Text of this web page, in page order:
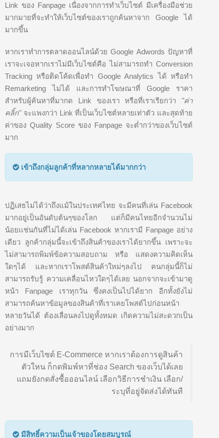
Link ของ Fanpage เนื่องจากการทำเว็บไซต์ มีเครื่องมือช่วย
มากมายที่จะทำให้เว็บไซต์ของเราถูกค้นหาจาก Google ได้
มากขึ้น
หากเราทำการตลาดออนไลน์ด้วย Google Adwords ปัญหาที่
เราจะเจอหากเราไม่มีเว็บไซต์คือ ไม่สามารถทำ Conversion
Tracking หรือติดโค้ดเพื่อทำ Google Analytics ได้ หรือทำ
Remarketing ไม่ได้ และการทำโฆษณาที่ Google ราคา
สำหรับผู้ค้นหาที่มากด Link ของเรา หรือที่เราเรียกว่า "ค่า
คลิ้ก"จะแพงกว่า Link ที่เป็นเว็บไซต์หลายเท่าตัว และสุดท้าย
ค่าของ Quality Score ของ Fanpage จะต่ำกว่าของเว็บไซต์
มาก
เข้าถึงกลุ่มลูกค้าที่หลากหลายได้มากกว่า
ปฏิเสธไม่ได้ว่าถึงแม้ในประเทศไทย จะมีคนที่เล่น Facebook
มากอยู่เป็นอันดับต้นๆของโลก แต่ก็มีคนไทยอีกจำนวนไม่
น้อยเเช่นกันที่ไม่ได้เล่น Facebook หากเรามี Fanpage อย่าง
เดียว ลูกค้ากลุ่มนี้จะเข้าถึงสินค้าของเราได้ยากขึ้น เพราะจะ
ไม่สามารถพิมพ์ข้อความสอบถาม หรือ แสดงความคิดเห็น
ใดๆได้ และหากเราโพสต์สินค้าใหม่ๆลงไป คนกลุ่มนี้ก็ไม่
สามารถรับรู้ ความเคลื่อนไหวใดๆได้เลย นอกจากจะเข้ามาดู
หน้า Fanpage เราทุกวัน ซึ่งคงเป็นไปได้ยาก อีกทั้งยังไม่
สามารถค้นหาข้อมูลของสินค้าที่เราเคยโพสต์ไปก่อนหน้า
หลายวันได้ ต้องเลื่อนลงไปดูทั้งหมด เกิดความไม่สะดวกเป็น
อย่างมาก
การมีเว็บไซต์ E-Commerce หากเราต้องการดูสินค้า
ตัวใหน ก็กดพิมพ์หาที่ช่อง Search ของเว็บได้เลย
แถมยังกดสั่งซื้อออนไลน์ เลือกวิธีการชำเงิน เลือก/
ระบุที่อยู่จัดส่งได้ทันที
มีสิทธิ์ความเป็นเจ้าของโดยสมบูรณ์